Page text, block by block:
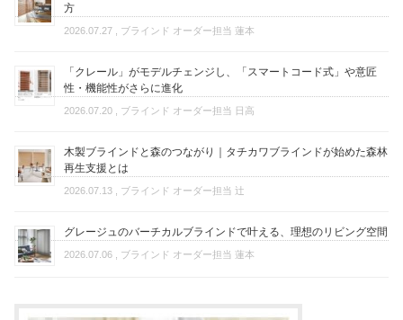
方
2026.07.27 , ブラインド オーダー担当 蓮本
「クレール」がモデルチェンジし、「スマートコード式」や意匠
性・機能性がさらに進化
2026.07.20 , ブラインド オーダー担当 日高
木製ブラインドと森のつながり｜タチカワブラインドが始めた森林
再生支援とは
2026.07.13 , ブラインド オーダー担当 辻
グレージュのバーチカルブラインドで叶える、理想のリビング空間
2026.07.06 , ブラインド オーダー担当 蓮本